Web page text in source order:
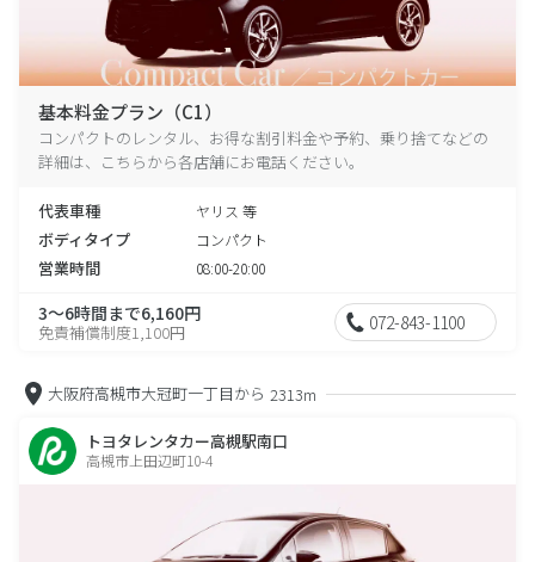
基本料金プラン（C1）
コンパクトのレンタル、お得な割引料金や予約、乗り捨てなどの
詳細は、こちらから各店舗にお電話ください。
代表車種 ヤリス 等
ボディタイプ コンパクト
営業時間 08:00-20:00
3～6時間まで6,160円
免責補償制度1,100円 072-843-1100
大阪府高槻市大冠町一丁目から 2313m
トヨタレンタカー高槻駅南口
高槻市上田辺町10-4